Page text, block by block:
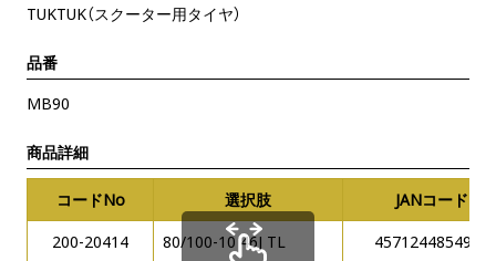
TUKTUK（スクーター用タイヤ）
品番
MB90
商品詳細
コードNo 選択肢
JANコード
200-20414
80/100-10 46J TL 4571244854927